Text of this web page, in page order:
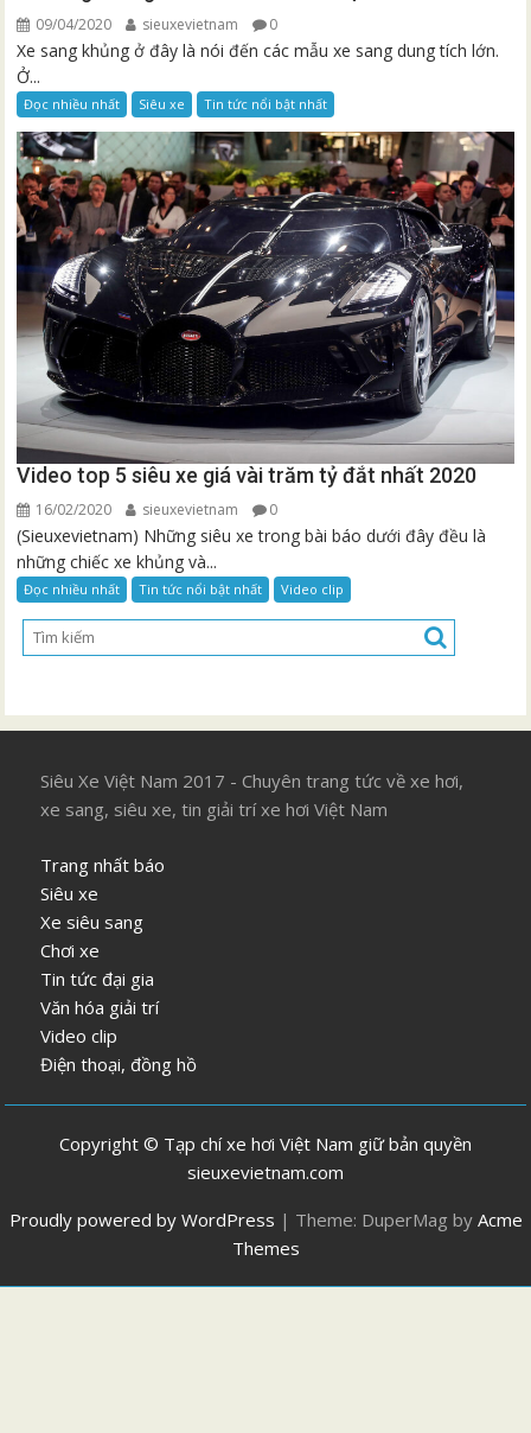
09/04/2020 sieuxevietnam 0
Xe sang khủng ở đây là nói đến các mẫu xe sang dung tích lớn.
Ở...
Đọc nhiều nhất Siêu xe Tin tức nổi bật nhất
Video top 5 siêu xe giá vài trăm tỷ đắt nhất 2020
16/02/2020 sieuxevietnam 0
(Sieuxevietnam) Những siêu xe trong bài báo dưới đây đều là
những chiếc xe khủng và...
Đọc nhiều nhất Tin tức nổi bật nhất Video clip
Siêu Xe Việt Nam 2017 - Chuyên trang tức về xe hơi,
xe sang, siêu xe, tin giải trí xe hơi Việt Nam
Trang nhất báo
Siêu xe
Xe siêu sang
Chơi xe
Tin tức đại gia
Văn hóa giải trí
Video clip
Điện thoại, đồng hồ
Copyright © Tạp chí xe hơi Việt Nam giữ bản quyền
sieuxevietnam.com
Proudly powered by WordPress | Theme: DuperMag by Acme
Themes